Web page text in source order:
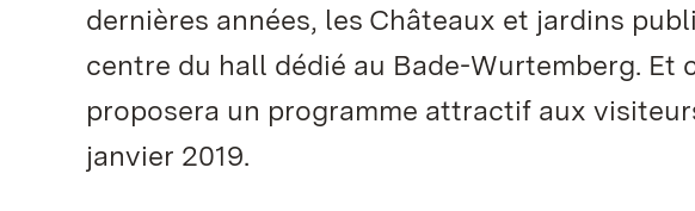
dernières années, les Châteaux et jardins
centre du hall dédié au Bade-Wurtemberg. Et
proposera un programme attractif aux
janvier 2019.